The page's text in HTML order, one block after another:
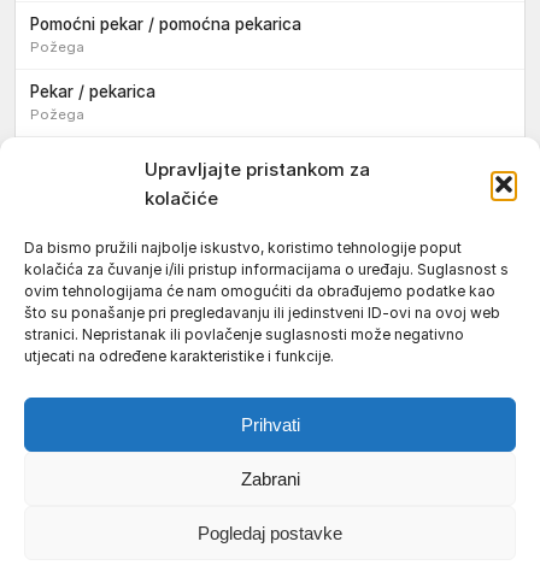
Upravljajte pristankom za
kolačiće
Da bismo pružili najbolje iskustvo, koristimo tehnologije poput
kolačića za čuvanje i/ili pristup informacijama o uređaju. Suglasnost s
ovim tehnologijama će nam omogućiti da obrađujemo podatke kao
što su ponašanje pri pregledavanju ili jedinstveni ID-ovi na ovoj web
stranici. Nepristanak ili povlačenje suglasnosti može negativno
utjecati na određene karakteristike i funkcije.
Prihvati
Zabrani
Pogledaj postavke
Pomoćni pekar / pomoćna pekarica
Požega
Pekar / pekarica
Požega
Konobar / konobarica
Tokar / tokarica
Jakšić
Njegovatelj / njegovateljica starijih i nemoćnih osoba
Resnik
Pravila privatnosti